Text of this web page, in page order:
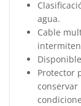
agua.
Cable
Protector
conservar